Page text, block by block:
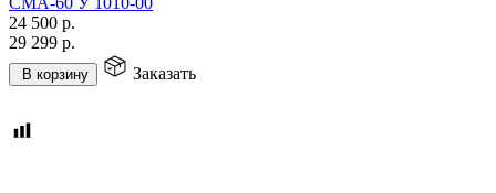
24 500 р.
29 299 р.
В корзину Заказать